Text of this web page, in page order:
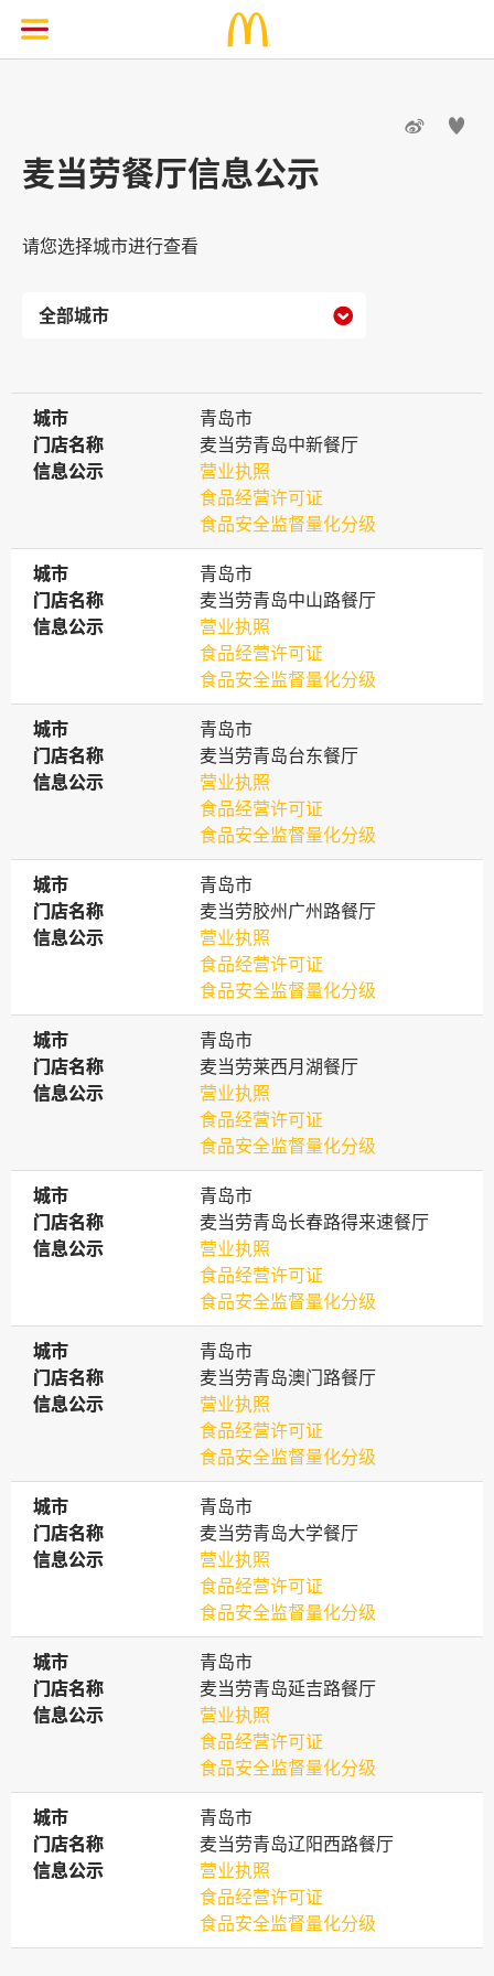
 
麦当劳餐厅信息公示
请您选择城市进行查看

城市
城市
青岛市
门店名称
门店名称
麦当劳青岛中新餐厅
信息公示
信息公示
营业执照
食品经营许可证
食品安全监督量化分级
城市
城市
青岛市
门店名称
门店名称
麦当劳青岛中山路餐厅
信息公示
信息公示
营业执照
食品经营许可证
食品安全监督量化分级
城市
城市
青岛市
门店名称
门店名称
麦当劳青岛台东餐厅
信息公示
信息公示
营业执照
食品经营许可证
食品安全监督量化分级
城市
城市
青岛市
门店名称
门店名称
麦当劳胶州广州路餐厅
信息公示
信息公示
营业执照
食品经营许可证
食品安全监督量化分级
城市
城市
青岛市
门店名称
门店名称
麦当劳莱西月湖餐厅
信息公示
信息公示
营业执照
食品经营许可证
食品安全监督量化分级
城市
城市
青岛市
门店名称
门店名称
麦当劳青岛长春路得来速餐厅
信息公示
信息公示
营业执照
食品经营许可证
食品安全监督量化分级
城市
城市
青岛市
门店名称
门店名称
麦当劳青岛澳门路餐厅
信息公示
信息公示
营业执照
食品经营许可证
食品安全监督量化分级
城市
城市
青岛市
门店名称
门店名称
麦当劳青岛大学餐厅
信息公示
信息公示
营业执照
食品经营许可证
食品安全监督量化分级
城市
城市
青岛市
门店名称
门店名称
麦当劳青岛延吉路餐厅
信息公示
信息公示
营业执照
食品经营许可证
食品安全监督量化分级
城市
城市
青岛市
门店名称
门店名称
麦当劳青岛辽阳西路餐厅
信息公示
信息公示
营业执照
食品经营许可证
食品安全监督量化分级